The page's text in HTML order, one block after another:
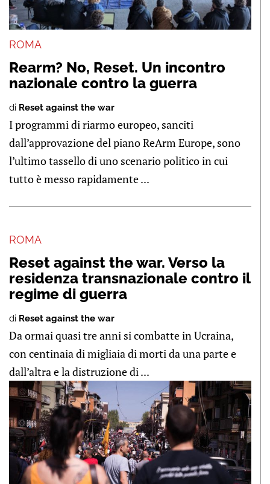
ROMA
Rearm? No, Reset. Un incontro
nazionale contro la guerra
di Reset against the war
I programmi di riarmo europeo, sanciti
dall’approvazione del piano ReArm Europe, sono
l’ultimo tassello di uno scenario politico in cui
tutto è messo rapidamente ...
ROMA
Reset against the war. Verso la
residenza transnazionale contro il
regime di guerra
di Reset against the war
Da ormai quasi tre anni si combatte in Ucraina,
con centinaia di migliaia di morti da una parte e
dall’altra e la distruzione di ...